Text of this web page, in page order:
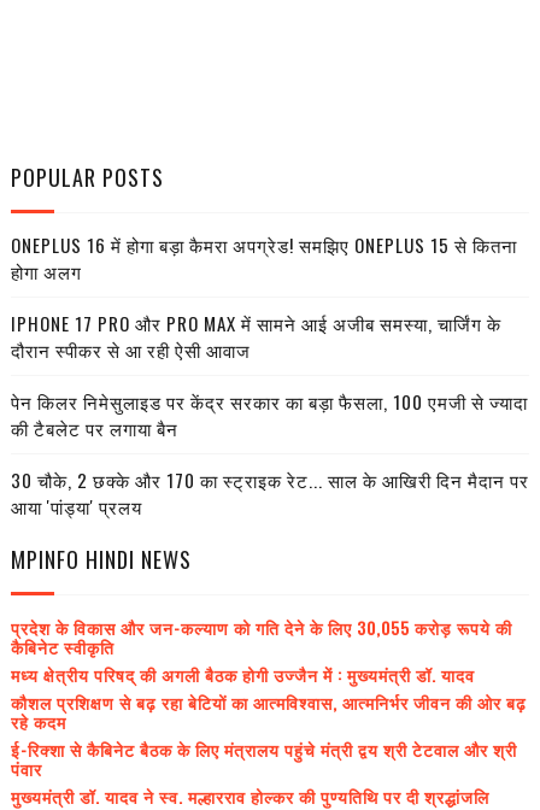
POPULAR POSTS
ONEPLUS 16 में होगा बड़ा कैमरा अपग्रेड! समझिए ONEPLUS 15 से कितना
होगा अलग
IPHONE 17 PRO और PRO MAX में सामने आई अजीब समस्या, चार्जिंग के
दौरान स्पीकर से आ रही ऐसी आवाज
पेन किलर निमेसुलाइड पर केंद्र सरकार का बड़ा फैसला, 100 एमजी से ज्यादा
की टैबलेट पर लगाया बैन
30 चौके, 2 छक्के और 170 का स्ट्राइक रेट... साल के आखिरी दिन मैदान पर
आया 'पांड्या' प्रलय
MPINFO HINDI NEWS
प्रदेश के विकास और जन-कल्याण को गति देने के लिए 30,055 करोड़ रूपये की
कैबिनेट स्वीकृति
मध्य क्षेत्रीय परिषद् की अगली बैठक होगी उज्जैन में : मुख्यमंत्री डॉ. यादव
कौशल प्रशिक्षण से बढ़ रहा बेटियों का आत्मविश्वास, आत्मनिर्भर जीवन की ओर बढ़
रहे कदम
ई-रिक्शा से कैबिनेट बैठक के लिए मंत्रालय पहुंचे मंत्री द्वय श्री टेटवाल और श्री
पंवार
मुख्यमंत्री डॉ. यादव ने स्व. मल्हारराव होल्कर की पुण्यतिथि पर दी श्रद्धांजलि